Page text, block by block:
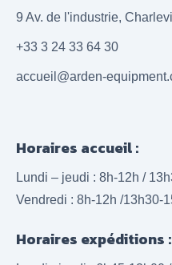
9 Av. de l'industrie,
+33 3 24 33 64 30
accueil@arden-
Horaires accueil :
Lundi – jeudi : 8h-12h /
Vendredi : 8h-12h /13h30-
Horaires expéditions :